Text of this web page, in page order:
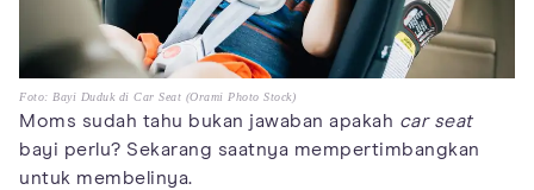
Foto: Bayi Duduk di Car Seat (Orami Photo Stock)
Moms sudah tahu bukan jawaban apakah car seat
bayi perlu? Sekarang saatnya mempertimbangkan
untuk membelinya.